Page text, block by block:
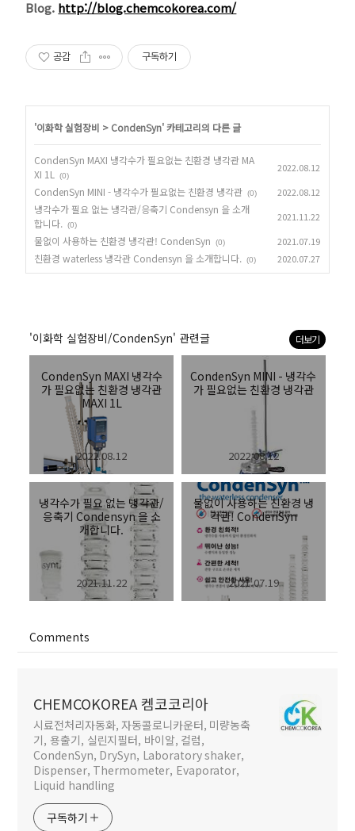
Blog. http://blog.chemcokorea.com/
공감 구독하기
'이화학 실험장비 > CondenSyn' 카테고리의 다른 글
CondenSyn MAXI 냉각수가 필요없는 친환경 냉각관 MA
XI 1L
(0)
2022.08.12
CondenSyn MINI - 냉각수가 필요없는 친환경 냉각관 (0) 2022.08.12
냉각수가 필요 없는 냉각관/응축기 Condensyn 을 소개
합니다.
(0)
2021.11.22
물없이 사용하는 친환경 냉각관! CondenSyn (0) 2021.07.19
친환경 waterless 냉각관 Condensyn 을 소개합니다. (0) 2020.07.27
'이화학 실험장비/CondenSyn' 관련글
CondenSyn MAXI 냉각수
가 필요없는 친환경 냉각관
MAXI 1L
2022.08.12
CondenSyn MINI - 냉각수
가 필요없는 친환경 냉각관
2022.08.12
냉각수가 필요 없는 냉각관/
응축기 Condensyn 을 소
개합니다.
2021.11.22
물없이 사용하는 친환경 냉
각관! CondenSyn
2021.07.19
더보기
Comments
CHEMCOKOREA 켐코코리아
시료전처리자동화, 자동콜로니카운터, 미량농축
기, 용출기, 실린지필터, 바이알, 컬럼,
CondenSyn, DrySyn, Laboratory shaker,
Dispenser, Thermometer, Evaporator,
Liquid handling
구독하기